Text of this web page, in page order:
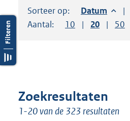
Sorteer op: Sorteer op:
Datum
Aantal:
Toon
10 resultaten
Toon
20 50
Zoekresultaten
1-20 van de 323 resultaten